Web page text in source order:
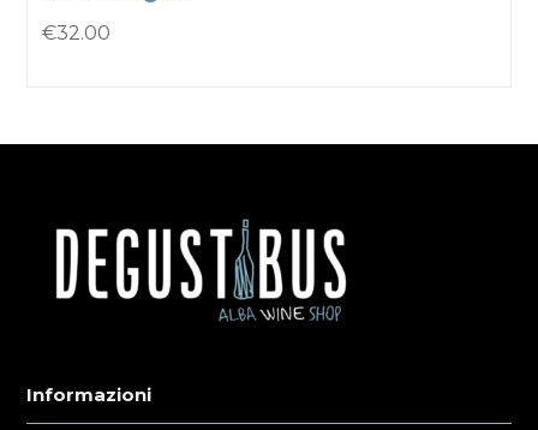
€32.00
Informazioni